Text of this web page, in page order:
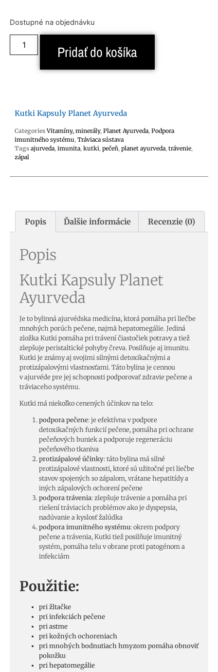
Dostupné na objednávku
Pridať do košíka
Kutki Kapsuly Planet Ayurveda
Categories Vitamíny, minerály, Planet Ayurveda, Podpora
imunitného systému, Tráviaca sústava
Tags ajurveda, imunita, kutki, pečeň, planet ayurveda, trávenie,
zápal
Popis Ďalšie informácie Recenzie (0)
Popis
Kutki Kapsuly Planet
Ayurveda
Je to bylinná ajurvédska medicína, ktorá pomáha pri liečbe
mnohých porúch pečene, najmä hepatomegálie. Jediná
zložka Kutki pomáha pri trávení čiastočiek potravy a tiež
zlepšuje peristaltické pohyby čreva. Posilňuje aj imunitu.
Kutki je známy aj svojimi silnými detoxikačnými a
protizápalovými vlastnosťami. Táto bylina je cennou
vajurvédepre jej schopnosti podporovať zdravie pečene a
tráviaceho systému.
Kutki má niekoľko cenených účinkov na telo:
podpora pečene: je efektívna v podpore
detoxikačných funkcií pečene, pomáha pri ochrane
pečeňových buniek a podporuje regeneráciu
pečeňového tkaniva
protizápalové účinky: táto bylina má silné
protizápalové vlastnosti, ktoré sú užitočné pri liečbe
stavov spojených so zápalom, vrátane hepatitídy a
iných zápalových ochorení pečene
podpora trávenia: zlepšuje trávenie a pomáha pri
riešení tráviacich problémov ako je dyspepsia,
nadúvanie a kyslosť žalúdka
podpora imunitného systému: okrem podpory
pečene a trávenia, Kutki tiež posilňuje imunitný
systém, pomáha telu v obrane proti patogénom a
infekciám
Použitie:
pri žltačke
pri infekciách pečene
pri astme
pri kožných ochoreniach
pri mnohých bodnutiach hmyzom pomáha obnoviť
pokožku
pri hepatomegálie